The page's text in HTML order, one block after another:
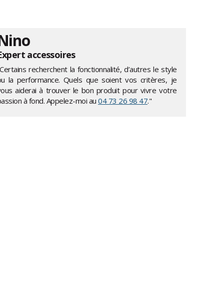
accessoires
recherchent la fonctionnalité, d’autres le style
la performance. Quels que soient vos critères, je
aiderai à trouver le bon produit pour vivre votre
à fond. Appelez-moi au04 73 26 98 47."